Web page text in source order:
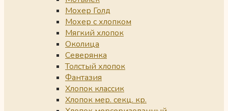
Мохер Голд
Мохер с хлопком
Мягкий хлопок
Околица
Северянка
Толстый хлопок
Фантазия
Хлопок классик
Хлопок мер. секц. кр.